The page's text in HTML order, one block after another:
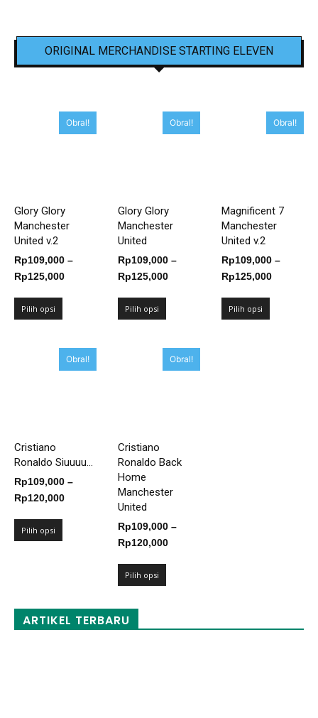
ORIGINAL MERCHANDISE STARTING ELEVEN
Obral!
Glory Glory
Manchester
United v.2
Rp109,000 –
Rp125,000Rentang
Pilih opsi
Obral!
Glory Glory
Manchester
United
Rp109,000 –
Rp125,000Rentang
Pilih opsi
Obral!
Magnificent 7
Manchester
United v.2
Rp109,000 –
Rp125,000Rentang
Pilih opsi
Obral!
Cristiano
Ronaldo Siuuuu...
Rp109,000 –
Rp120,000Rentang
Pilih opsi
Obral!
Cristiano
Ronaldo Back
Home
Manchester
United
Rp109,000 –
Rp120,000Rentang
Pilih opsi
ARTIKEL TERBARU